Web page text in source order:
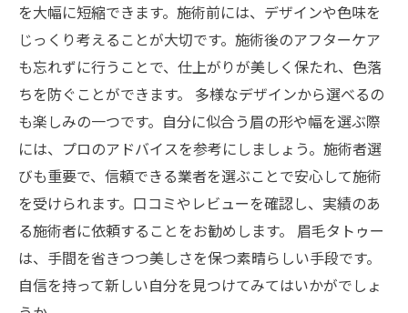
を大幅に短縮できます。施術前には、デザインや色味を
じっくり考えることが大切です。施術後のアフターケア
も忘れずに行うことで、仕上がりが美しく保たれ、色落
ちを防ぐことができます。 多様なデザインから選べるの
も楽しみの一つです。自分に似合う眉の形や幅を選ぶ際
には、プロのアドバイスを参考にしましょう。施術者選
びも重要で、信頼できる業者を選ぶことで安心して施術
を受けられます。口コミやレビューを確認し、実績のあ
る施術者に依頼することをお勧めします。 眉毛タトゥー
は、手間を省きつつ美しさを保つ素晴らしい手段です。
自信を持って新しい自分を見つけてみてはいかがでしょ